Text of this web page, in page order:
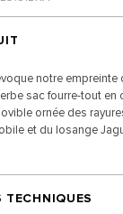
notre empreinte
sac fourre-tout en
ornée des
et du losange